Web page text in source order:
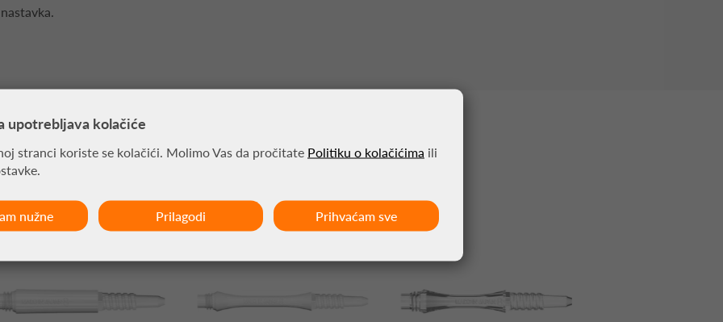
MOŽDA VAS ZANIMA
upotrebljava kolačiće
stranci koriste se kolačići. Molimo Vas da pročitate Politiku o kolačićima ili
nužne Prilagodi Prihvaćam sve